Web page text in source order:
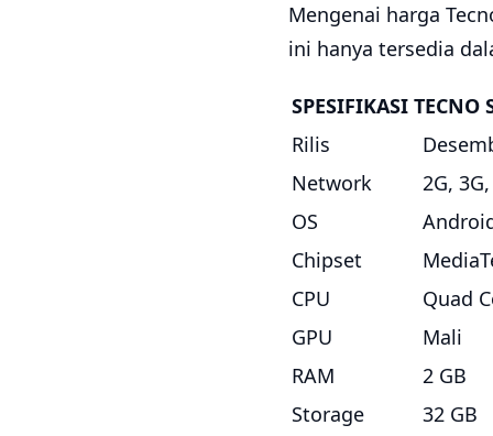
Mengenai harga
ini hanya tersedia
SPESIFIKASI TECNO
Rilis
Network
2G,
OS
Chipset
CPU
Quad
GPU
Mali
RAM
2 GB
Storage
32 GB